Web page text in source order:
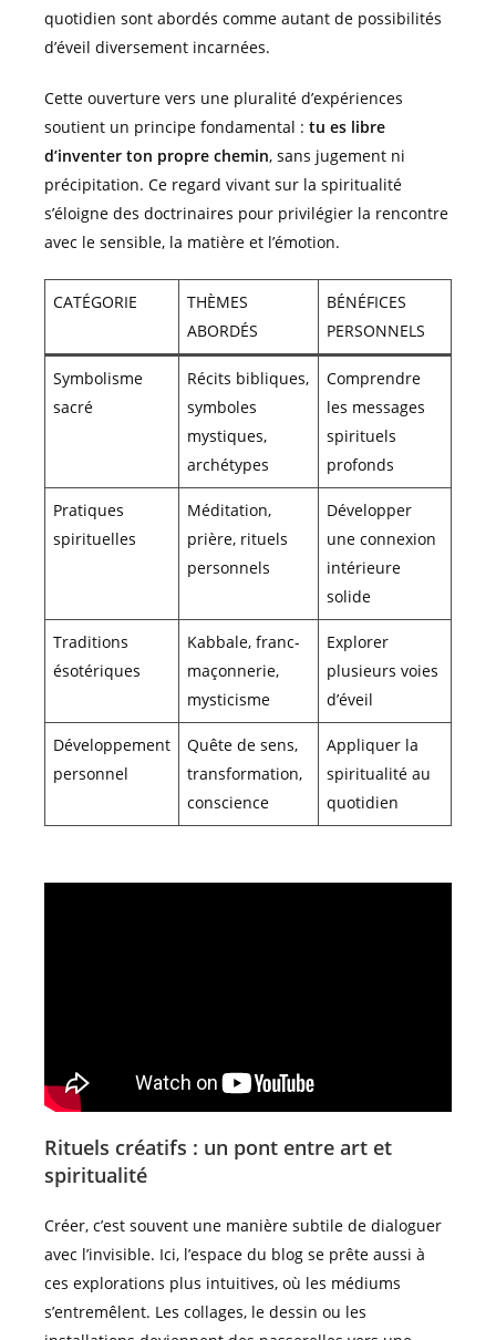
quotidien sont abordés comme autant de possibilités
d’éveil diversement incarnées.
Cette ouverture vers une pluralité d’expériences
soutient un principe fondamental : tu es libre
d’inventer ton propre chemin, sans jugement ni
précipitation. Ce regard vivant sur la spiritualité
s’éloigne des doctrinaires pour privilégier la rencontre
avec le sensible, la matière et l’émotion.
CATÉGORIE
THÈMES
ABORDÉS
BÉNÉFICES
PERSONNELS
Symbolisme
sacré
Récits bibliques,
symboles
mystiques,
archétypes
Comprendre
les messages
spirituels
profonds
Pratiques
spirituelles
Méditation,
prière, rituels
personnels
Développer
une connexion
intérieure
solide
Traditions
ésotériques
Kabbale, franc-
maçonnerie,
mysticisme
Explorer
plusieurs voies
d’éveil
Développement
personnel
Quête de sens,
transformation,
conscience
Appliquer la
spiritualité au
quotidien
Rituels créatifs : un pont entre art et
spiritualité
Créer, c’est souvent une manière subtile de dialoguer
avec l’invisible. Ici, l’espace du blog se prête aussi à
ces explorations plus intuitives, où les médiums
s’entremêlent. Les collages, le dessin ou les